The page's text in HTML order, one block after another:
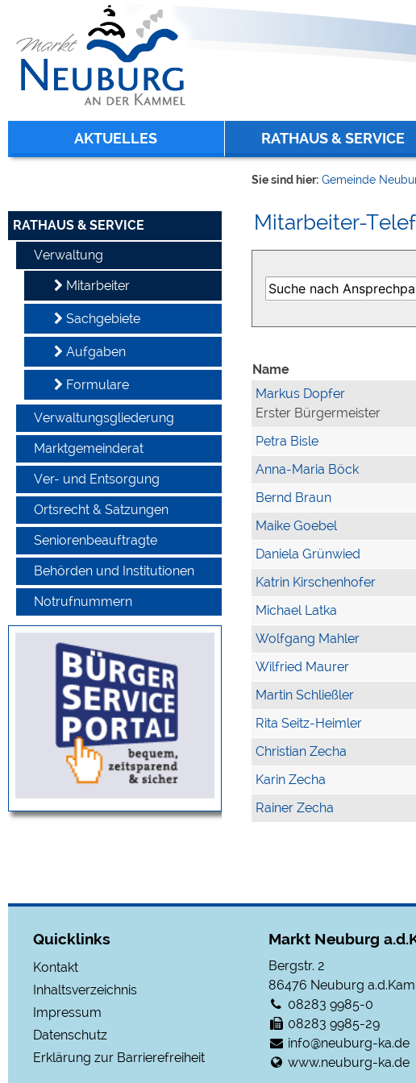
zur Navigation oder zur Startseitespringen.
AKTUELLES RATHAUS & SERVICE
RATHAUS & SERVICE
Verwaltung
Mitarbeiter
Sachgebiete
Aufgaben
Formulare
Verwaltungsgliederung
Marktgemeinderat
Ver- und Entsorgung
Ortsrecht & Satzungen
Seniorenbeauftragte
Behörden und Institutionen
Notrufnummern
Sie sind hier: Gemeinde
Mitarbeiter-
Name
Markus Dopfer
Erster Bürgermeister
Petra Bisle
Anna-Maria Böck
Bernd Braun
Maike Goebel
Daniela Grünwied
Katrin Kirschenhofer
Michael Latka
Wolfgang Mahler
Wilfried Maurer
Martin Schließler
Rita Seitz-Heimler
Christian Zecha
Karin Zecha
Rainer Zecha
Quicklinks
Kontakt
Inhaltsverzeichnis
Impressum
Datenschutz
Erklärung zur Barrierefreiheit
Markt Neuburg
Bergstr. 2
86476 Neuburg
08283 9985-0
08283 9985-29
info@neuburg-ka.de
www.neuburg-ka.de